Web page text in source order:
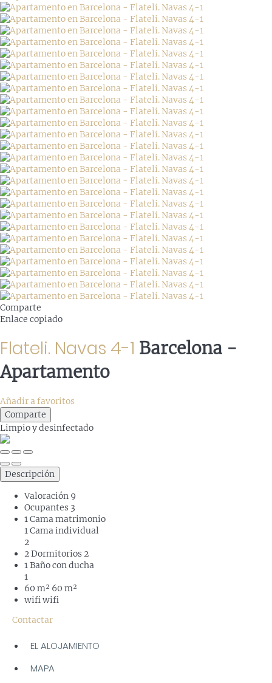
Comparte
Enlace copiado
Flateli. Navas 4-1 Barcelona -
Apartamento
Añadir a favoritos
Comparte
Limpioy desinfectado
Descripción
Valoración 9
Ocupantes 3
1 Cama matrimonio
1 Cama individual
2
2 Dormitorios 2
1 Baño con ducha
1
60 m² 60 m²
wifiwifi
Contactar
EL ALOJAMIENTO
MAPA